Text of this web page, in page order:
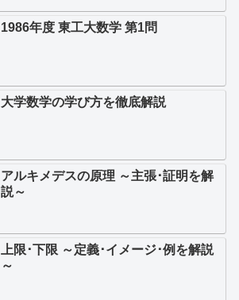
1986年度 東工大数学 第1問
大学数学の学び方を徹底解説
アルキメデスの原理 ～主張･証明を解
説～
上限･下限 ～定義･イメージ･例を解説
～